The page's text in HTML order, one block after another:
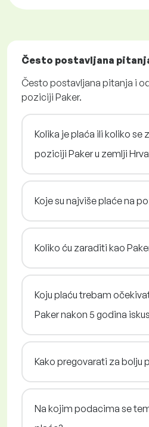
Često postavljana
Često postavljana pitanja i
poziciji Paker.
Kolika je plaća ili koliko se
poziciji Paker u zemlji
Koje su najviše plaće na
Koliko ću zaraditi kao
Koju plaću trebam
Paker nakon 5 godina
Kako pregovarati za bolju
Na kojim podacima se